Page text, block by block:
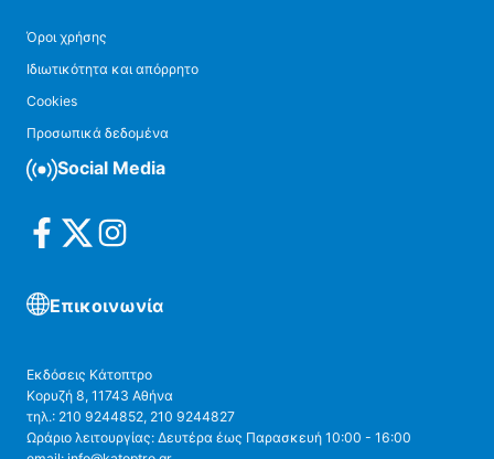
Όροι χρήσης
Ιδιωτικότητα και απόρρητο
Cookies
Προσωπικά δεδομένα
Social Media
Επικοινωνία
Εκδόσεις Κάτοπτρο
Κορυζή 8, 11743 Αθήνα
τηλ.: 210 9244852, 210 9244827
Ωράριο λειτουργίας: Δευτέρα έως Παρασκευή 10:00 - 16:00